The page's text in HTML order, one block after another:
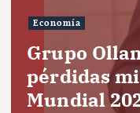
Economía
Grupo
pérdidas
Mundial